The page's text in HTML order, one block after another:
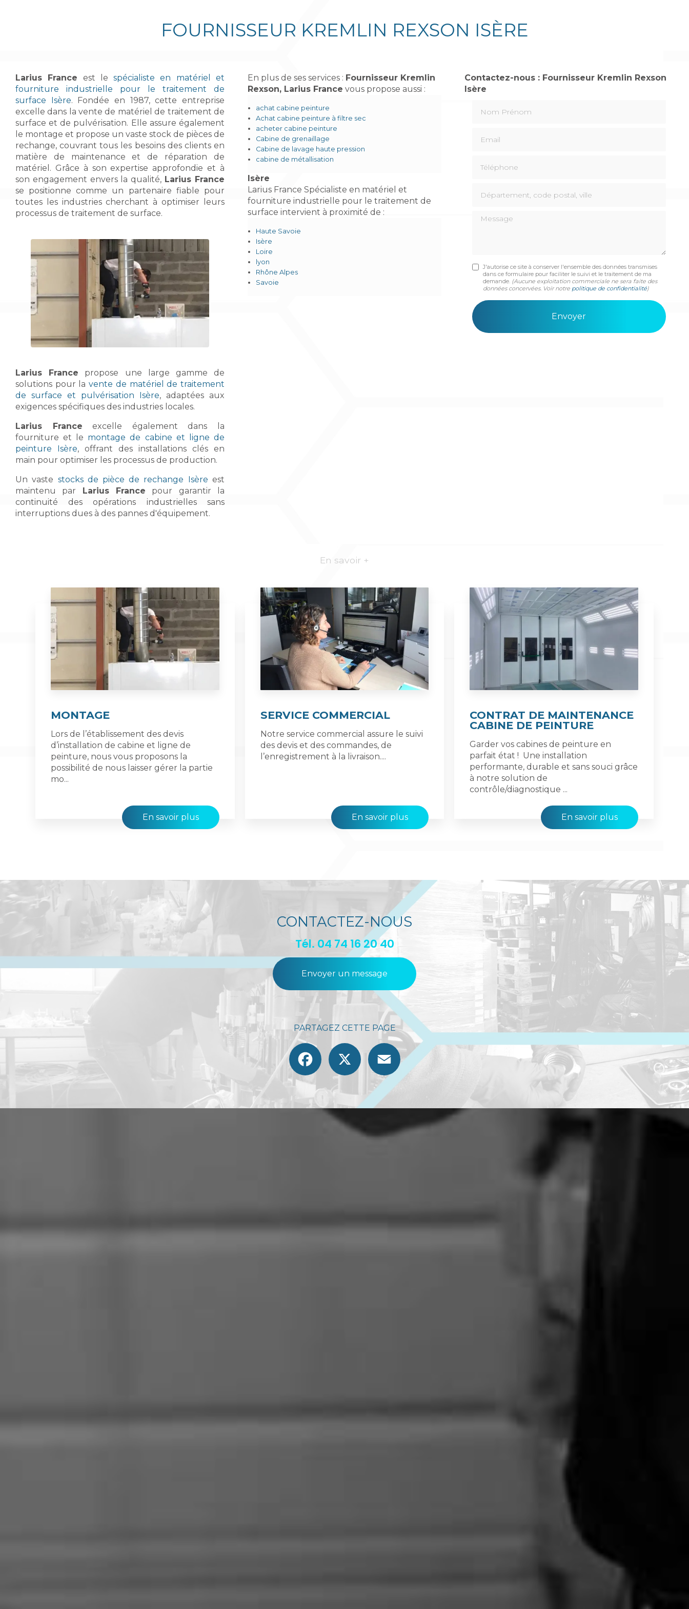
FOURNISSEUR KREMLIN REXSON ISÈRE
Larius France est lespécialiste en matériel et
fourniture industrielle pour le traitement de
surface Isère. Fondée en 1987, cette entreprise
excelle dans la vente de matériel de traitement de
surface et de pulvérisation. Elle assure également
le montage et propose un vaste stock de pièces de
rechange, couvrant tous les besoins des clients en
matière de maintenance et de réparation de
matériel. Grâce à son expertise approfondie et à
son engagement envers la qualité, Larius France
se positionne comme un partenaire fiable pour
toutes les industries cherchant à optimiser leurs
processus de traitement de surface.
Larius France propose une large gamme de
solutions pour lavente de matériel de traitement
de surface et pulvérisation Isère, adaptées aux
exigences spécifiques des industries locales.
Larius France excelle également dans la
fourniture et le montage de cabine et ligne de
peinture Isère, offrant des installations clés en
main pour optimiser les processus de production.
Un vaste stocks de pièce de rechange Isère est
maintenu par Larius France pour garantir la
continuité des opérations industrielles sans
interruptions dues à des pannes d'équipement.
En plus de ses services : Fournisseur Kremlin
Rexson, Larius France vous propose aussi :
achat cabine peinture
Achat cabine peinture à filtre sec
acheter cabine peinture
Cabine de grenaillage
Cabine de lavage haute pression
cabine de métallisation
Isère
Larius France Spécialiste en matériel et
fourniture industrielle pour le traitement de
surface intervient à proximité de :
Haute Savoie
Isère
Loire
lyon
Rhône Alpes
Savoie
Contactez-nous : Fournisseur Kremlin Rexson
Isère
Message
J'autorise ce site à conserver l'ensemble des données transmises
dans ce formulaire pour faciliter le suivi et le traitement de ma
demande. (Aucune exploitation commerciale ne sera faite des
données concervées. Voir notre politique de confidentialité)
En savoir +
MONTAGE
Lors de l’établissement des devis
d’installation de cabine et ligne de
peinture, nous vous proposons la
possibilité de nous laisser gérer la partie
mo...
En savoir plus
SERVICE COMMERCIAL
Notre service commercial assure le suivi
des devis et des commandes, de
l’enregistrement à la livraison....
En savoir plus
CONTRAT DE MAINTENANCE
CABINE DE PEINTURE
Garder vos cabines de peinture en
parfait état ! Une installation
performante, durable et sans souci grâce
à notre solution de
contrôle/diagnostique ...
En savoir plus
CONTACTEZ-NOUS
Tél. 04 74 16 20 40
Envoyer un message
PARTAGEZ CETTE PAGE
Facebook
Email